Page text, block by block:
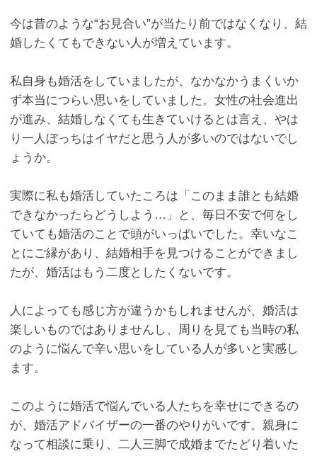
今は昔のような“お見合い”が当たり前ではなくなり、結
婚したくてもできない人が増えています。
私自身も婚活をしていましたが、なかなかうまくいか
ず本当につらい思いをしていました。女性の社会進出
が進み、結婚しなくても生きていけるとは言え、やは
り一人ぼっちはイヤだと思う人が多いのではないでし
ょうか。
実際に私も婚活していたころは「このまま誰とも結婚
できなかったらどうしよう…」と、毎日不安で何をし
ていても婚活のことで頭がいっぱいでした。幸いなこ
とにご縁があり、結婚相手を見つけることができまし
たが、婚活はもう二度としたくないです。
人によっても感じ方が違うかもしれませんが、婚活は
楽しいものではありませんし、周りを見ても当時の私
のように悩んで辛い思いをしている人が多いと実感し
ます。
このように婚活で悩んでいる人たちを幸せにできるの
が、婚活アドバイザーの一番のやりがいです。親身に
なって相談に乗り、二人三脚で成婚までたどり着いた